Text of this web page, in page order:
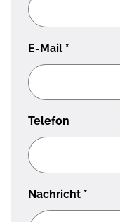
E-Mail *
Telefon
Nachricht *